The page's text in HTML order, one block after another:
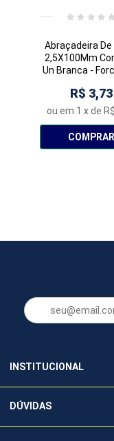
Abraçadeira De
2,5X100Mm
Un Branca -
R$ 3,73
ou em 1 x de
COMPRAR
INSTITUCIONAL
DÚVIDAS